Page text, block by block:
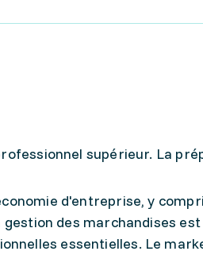
supérieur. La
d'entreprise, y
des marchandises
essentielles. Le